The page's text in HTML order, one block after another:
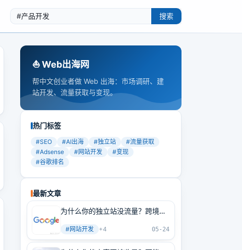
搜索
⛵️ Web出海网
帮中文创业者做 Web 出海：市场调研、建
站开发、流量获取与变现。
热门标签
#SEO #AI出海 #独立站 #流量获取
#Adsense #网站开发 #变现
#谷歌排名
最新文章
为什么你的独立站没流量？跨境卖
#网站开发 +4 05-24